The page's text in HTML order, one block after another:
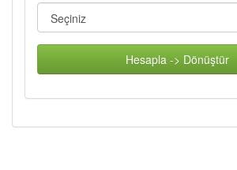
Hesapla -> Dönüştür